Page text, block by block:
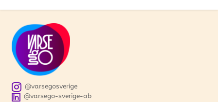
@varsego-sverige-ab
@varsegosverige